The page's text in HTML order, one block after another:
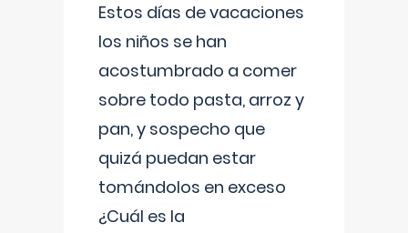
Estos días de vacaciones
los niños se han
acostumbrado a comer
sobre todo pasta, arroz y
pan, y sospecho que
quizá puedan estar
tomándolos en exceso
¿Cuál es la